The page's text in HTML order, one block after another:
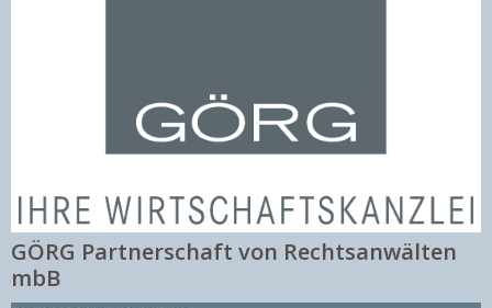
GÖRG Partnerschaft von Rechtsanwälten
mbB